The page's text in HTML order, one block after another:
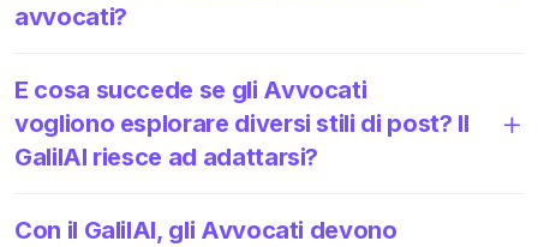
avvocati?
E cosa succede se gli Avvocati
vogliono esplorare diversi stili di post? Il
GalilAI riesce ad adattarsi?
Con il GalilAI, gli Avvocati devono